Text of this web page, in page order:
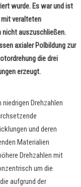
wurde. Es war und ist
veralteten
nicht auszuschließen.
axialer Polbildung zur
die drei
erzeugt.
Drehzahlen
und deren
Materialien
Drehzahlen mit
um die
aufgrund der